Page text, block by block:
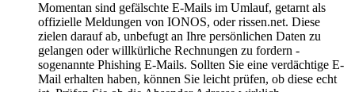
Momentan sind gefälschte E-Mails im Umlauf, getarnt als
offizielle Meldungen von IONOS, oder rissen.net. Diese
zielen darauf ab, unbefugt an Ihre persönlichen Daten zu
gelangen oder willkürliche Rechnungen zu fordern -
sogenannte Phishing E-Mails. Sollten Sie eine verdächtige E-
Mail erhalten haben, können Sie leicht prüfen, ob diese echt